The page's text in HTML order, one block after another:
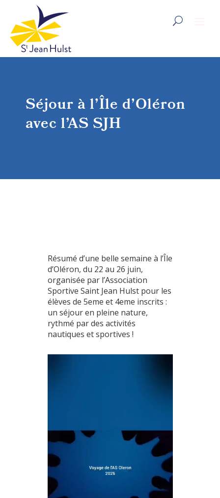
Séjour à l’Île d’Oléron
avec l’AS SJH
Résumé d’une belle semaine à l’Île
d’Oléron, du 22 au 26 juin,
organisée par l’Association
Sportive Saint Jean Hulst pour les
élèves de 5eme et 4eme inscrits :
un séjour en pleine nature,
rythmé par des activités
nautiques et sportives !